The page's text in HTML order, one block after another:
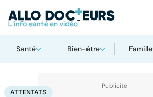
Santé Bien-être Famille
AccueilBien-être Attentats
ATTENTATS